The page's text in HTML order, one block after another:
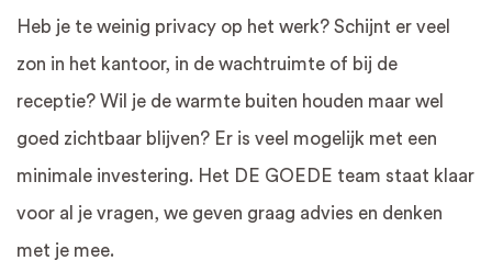
Heb je te weinig privacy op het werk? Schijnt er veel
zon in het kantoor, in de wachtruimte of bij de
receptie? Wil je de warmte buiten houden maar wel
goed zichtbaar blijven? Er is veel mogelijk met een
minimale investering. Het DE GOEDE team staat klaar
voor al je vragen, we geven graag advies en denken
met je mee.